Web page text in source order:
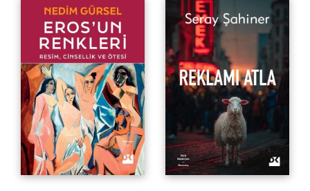
Resim, Cinsellik ve Ötesi